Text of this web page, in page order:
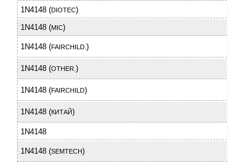
1N4148 (DIOTEC)
1N4148 (MIC)
1N4148 (FAIRCHILD. )
1N4148 (OTHER. )
1N4148 (FAIRCHILD)
1N4148 (КИТАЙ)
1N4148
1N4148 (SEMTECH)